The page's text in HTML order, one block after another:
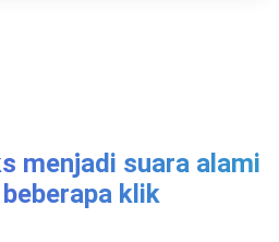
menjadi suara alami
klik